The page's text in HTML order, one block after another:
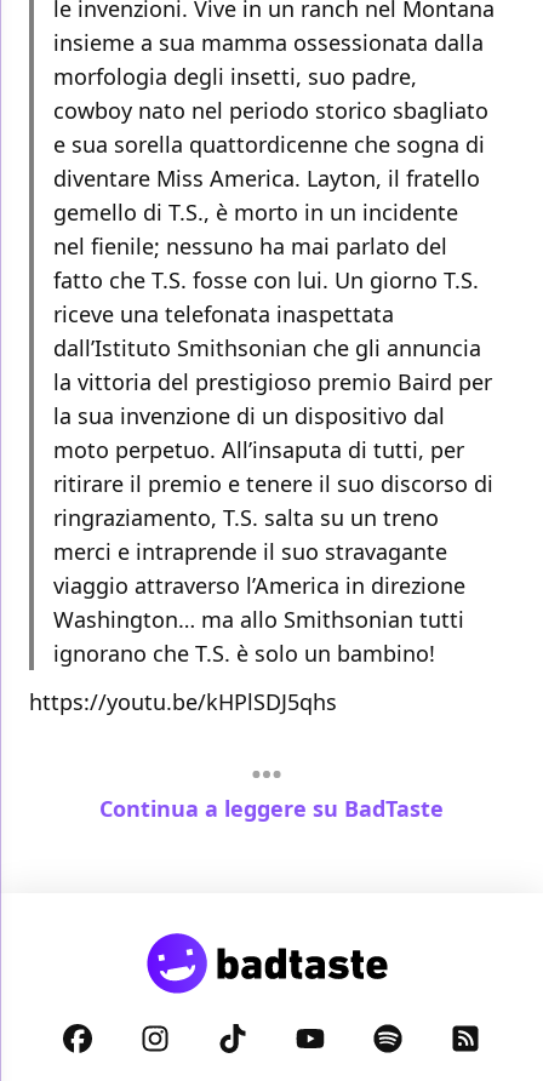
le invenzioni. Vive in un ranch nel Montana
insieme a sua mamma ossessionata dalla
morfologia degli insetti, suo padre,
cowboy nato nel periodo storico sbagliato
e sua sorella quattordicenne che sogna di
diventare Miss America. Layton, il fratello
gemello di T.S., è morto in un incidente
nel fienile; nessuno ha mai parlato del
fatto che T.S. fosse con lui. Un giorno T.S.
riceve una telefonata inaspettata
dall’Istituto Smithsonian che gli annuncia
la vittoria del prestigioso premio Baird per
la sua invenzione di un dispositivo dal
moto perpetuo. All’insaputa di tutti, per
ritirare il premio e tenere il suo discorso di
ringraziamento, T.S. salta su un treno
merci e intraprende il suo stravagante
viaggio attraverso l’America in direzione
Washington… ma allo Smithsonian tutti
ignorano che T.S. è solo un bambino!
https://youtu.be/kHPlSDJ5qhs
Continua a leggere su BadTaste